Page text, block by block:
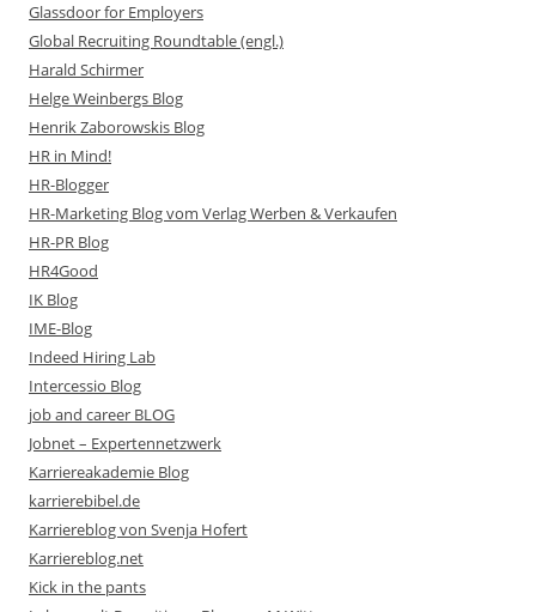
Glassdoor for Employers
Global Recruiting Roundtable (engl.)
Harald Schirmer
Helge Weinbergs Blog
Henrik Zaborowskis Blog
HR in Mind!
HR-Blogger
HR-Marketing Blog vom Verlag Werben & Verkaufen
HR-PR Blog
HR4Good
IK Blog
IME-Blog
Indeed Hiring Lab
Intercessio Blog
job and career BLOG
Jobnet – Expertennetzwerk
Karriereakademie Blog
karrierebibel.de
Karriereblog von Svenja Hofert
Karriereblog.net
Kick in the pants